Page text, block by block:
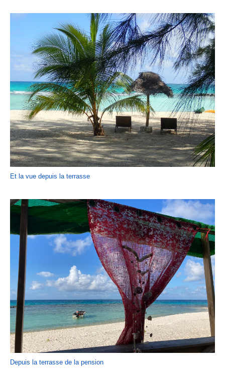
Et la vue depuis la terrasse
Depuis la terrasse de la pension